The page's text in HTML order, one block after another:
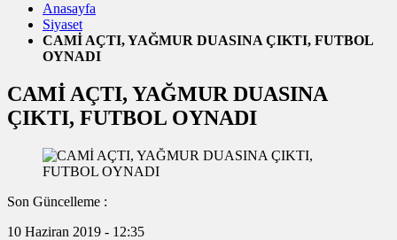
Anasayfa
Siyaset
CAMİ AÇTI, YAĞMUR DUASINA ÇIKTI, FUTBOL
OYNADI
CAMİ AÇTI, YAĞMUR DUASINA
ÇIKTI, FUTBOL OYNADI
Son Güncelleme :
10 Haziran 2019 - 12:35